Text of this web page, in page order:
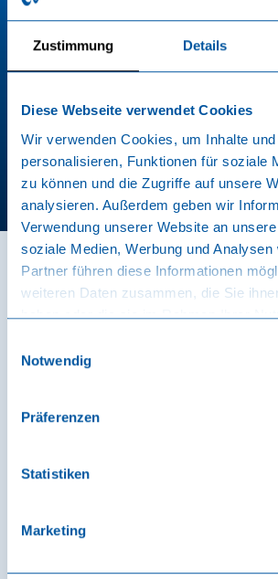
Zustimmung Details
Diese Webseite verwendet Cookies
Wir verwenden Cookies, um Inhalte
personalisieren, Funktionen für soziale
zu können und die Zugriffe auf unsere
analysieren. Außerdem geben wir
Verwendung unserer Website an
soziale Medien, Werbung und Analysen
Partner führen diese Informationen
weiteren Daten zusammen, die Sie
haben oder die sie im Rahmen Ihrer
Notwendig
Präferenzen
Statistiken
Marketing
Newsletter
dernières nouveautés et soyez toujours le
S'inscrire maintenant
Faites-vous plaisir - avec nos
souhaits seront exaucés. Par exemple
de la mer" avec une entrée journalière
Vers